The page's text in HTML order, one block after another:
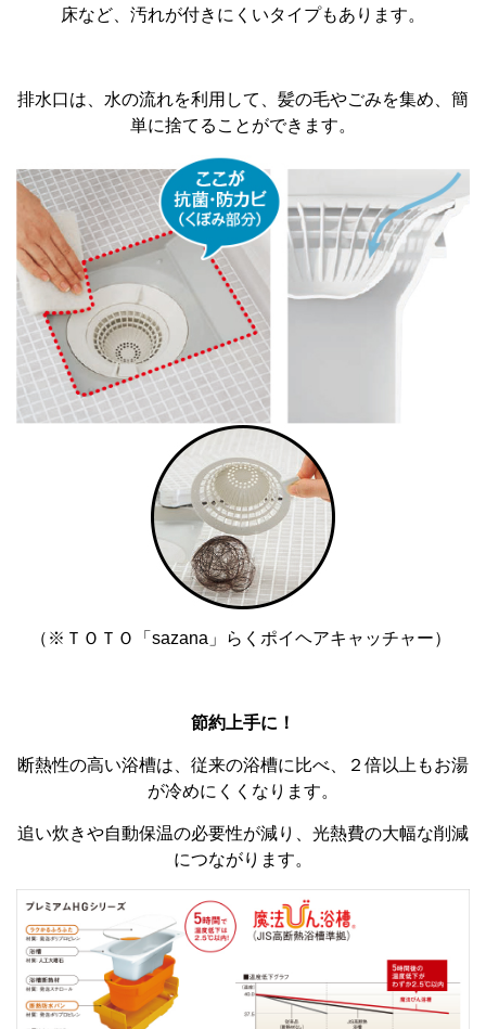
床など、汚れが付きにくいタイプもあります。
排水口は、水の流れを利用して、髪の毛やごみを集め、簡
単に捨てることができます。
（※ＴＯＴＯ「sazana」らくポイヘアキャッチャー）
節約上手に！
断熱性の高い浴槽は、従来の浴槽に比べ、２倍以上もお湯
が冷めにくくなります。
追い炊きや自動保温の必要性が減り、光熱費の大幅な削減
につながります。